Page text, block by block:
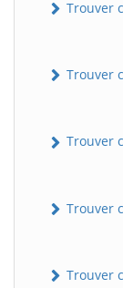
Trouver
Trouver
Trouver
Trouver
Trouver